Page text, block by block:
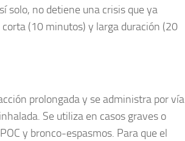
solo, no detiene una crisis que ya
(10 minutos) y larga duración (20
prolongada y se administra por vía
Se utiliza en casos graves o
y bronco-espasmos. Para que el